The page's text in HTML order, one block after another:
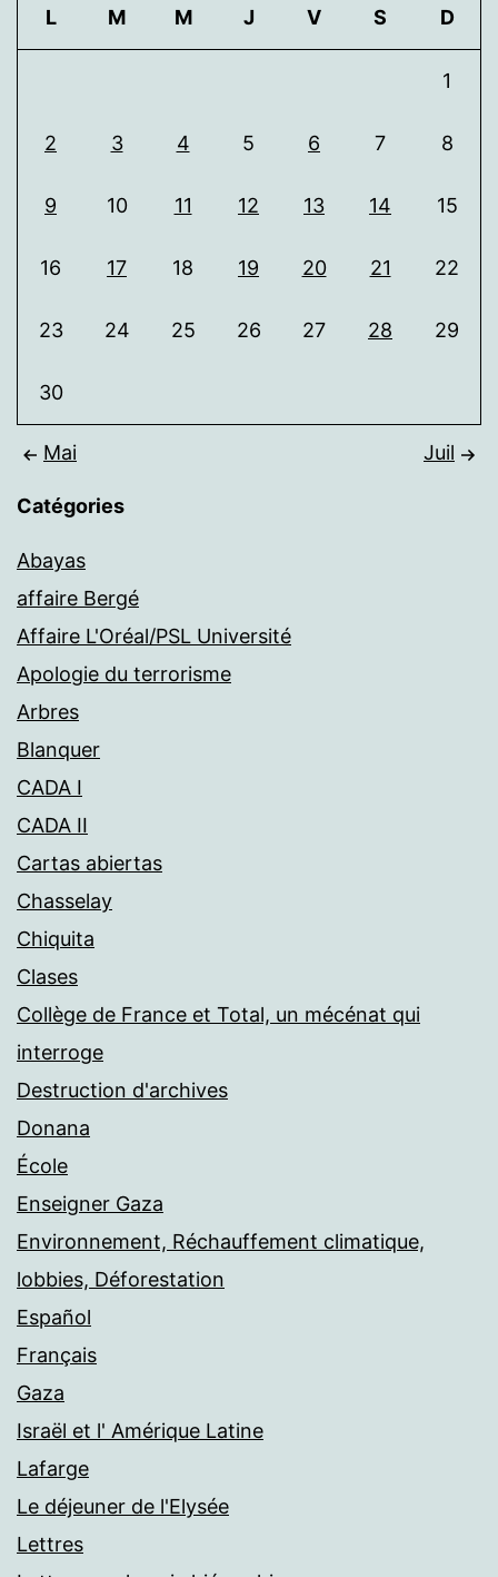
L M M J V S D
1
2 3 4 5 6 7 8
9 10 11 12 13 14 15
16 17 18 19 20 21 22
23 24 25 26 27 28 29
30
Mai Juil
Catégories
Abayas
affaire Bergé
Affaire L'Oréal/PSL Université
Apologie du terrorisme
Arbres
Blanquer
CADA I
CADA II
Cartas abiertas
Chasselay
Chiquita
Clases
Collège de France et Total, un mécénat qui
interroge
Destruction d'archives
Donana
École
Enseigner Gaza
Environnement, Réchauffement climatique,
lobbies, Déforestation
Español
Français
Gaza
Israël et l' Amérique Latine
Lafarge
Le déjeuner de l'Elysée
Lettres